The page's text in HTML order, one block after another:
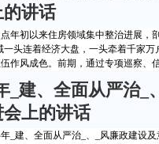
讲话
年初以来住房领域集中整治进展，
一头连着经济大盘，一头牵着千家
作风成色。前期，通过专项巡察、
_建、全面从严治_
上的讲话
_建、全面从严治_、_风廉政建设